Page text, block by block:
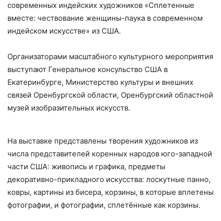
современных индейских художников «Сплетенные
вместе: чествование женщины-паука в современном
индейском искусстве» из США.
Организаторами масштабного культурного мероприятия
выступают Генеральное консульство США в
Екатеринбурге, Министерство культуры и внешних
связей Оренбургской области, Оренбургский областной
музей изобразительных искусств.
На выставке представлены творения художников из
числа представителей коренных народов юго-западной
части США: живопись и графика, предметы
декоративно-прикладного искусства: лоскутные панно,
ковры, картины из бисера, корзины, в которые вплетены
фотографии, и фотографии, сплетённые как корзины.